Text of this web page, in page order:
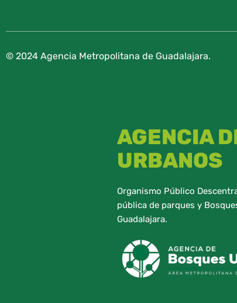
© 2024 Agencia Metropolitana de Guadalajara.
AGENCIA
URBANOS
Organismo Público
pública de parques y
Guadalajara.